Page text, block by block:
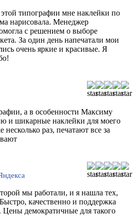
типографии мне наклейки по
нарисовала. Менеджер
с решением о выборе
За один день напечатали мои
очень яркие и красивые. Я
а в особенности Максиму
и шикарные наклейки для моего
несколько раз, печатают все за
мы работали, и я нашла тех,
качественно и поддержка
Цены демократичные для такого